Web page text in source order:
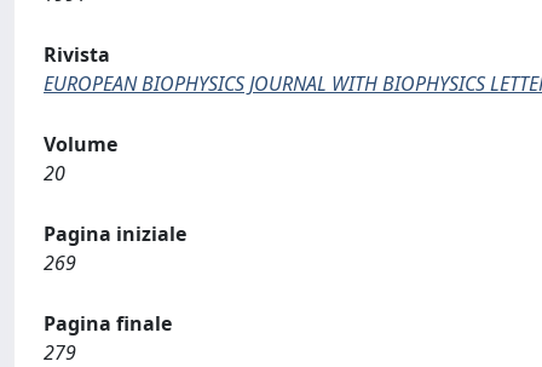
Rivista
EUROPEAN BIOPHYSICS JOURNAL WITH BIOPHYSICS
Volume
20
Pagina iniziale
269
Pagina finale
279